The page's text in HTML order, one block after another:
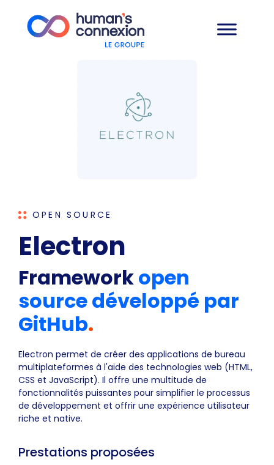
OPEN SOURCE
Electron
Frameworkopen
source développé par
GitHub.
Electron permet de créer des applications de bureau
multiplateformes à l'aide des technologies web (HTML,
CSS et JavaScript). Il offre une multitude de
fonctionnalités puissantes pour simplifier le processus
de développement et offrir une expérience utilisateur
riche et native.
Prestations proposées